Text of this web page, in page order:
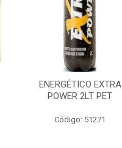
ENERGÉTICO EXTRA
POWER 2LT PET
Código: 51271